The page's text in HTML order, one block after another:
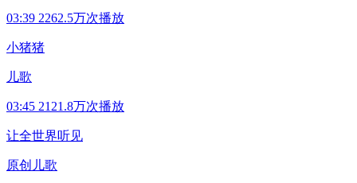
03:39 2262.5万次播放
小猪猪
儿歌
03:45 2121.8万次播放
让全世界听见
原创儿歌